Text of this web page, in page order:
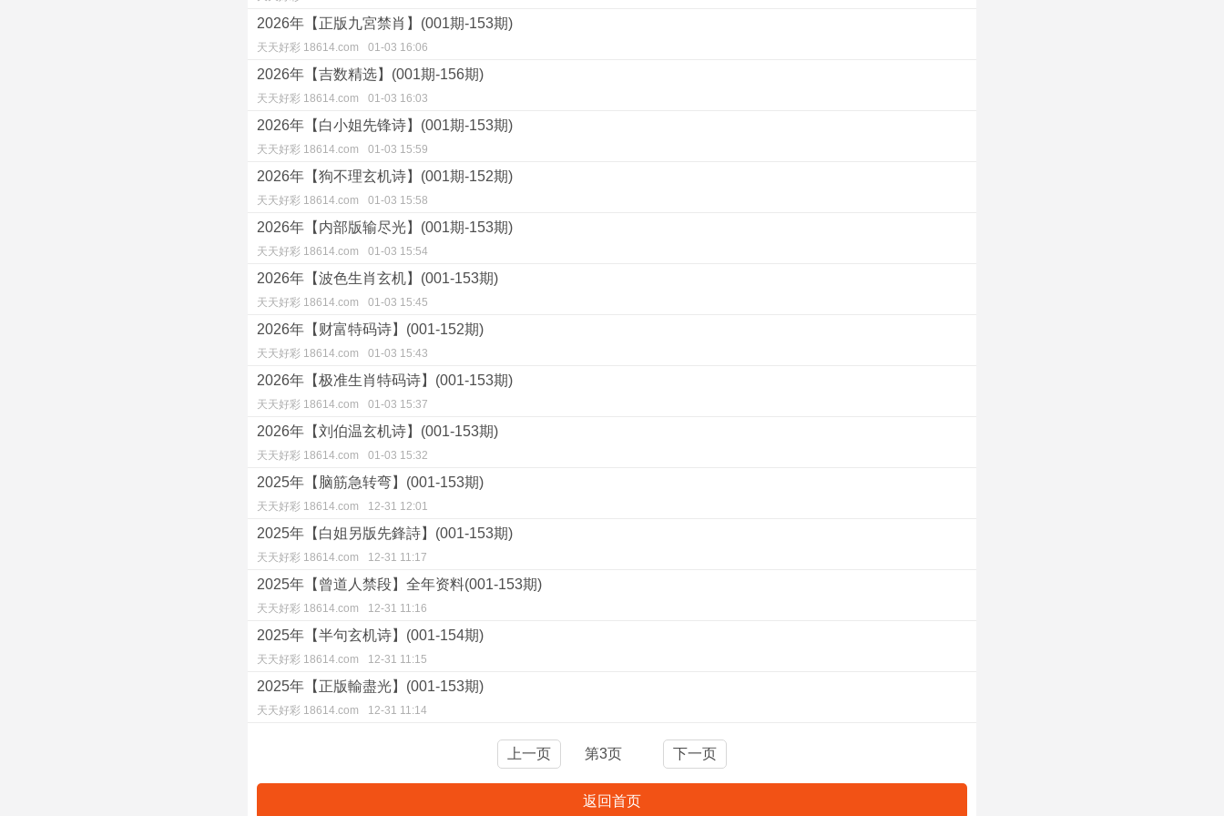
2026年【正版九宮禁肖】(001期-153期)
天天好彩 18614.com 01-03 16:06
2026年【吉数精选】(001期-156期)
天天好彩 18614.com 01-03 16:03
2026年【白小姐先锋诗】(001期-153期)
天天好彩 18614.com 01-03 15:59
2026年【狗不理玄机诗】(001期-152期)
天天好彩 18614.com 01-03 15:58
2026年【内部版输尽光】(001期-153期)
天天好彩 18614.com 01-03 15:54
2026年【波色生肖玄机】(001-153期)
天天好彩 18614.com 01-03 15:45
2026年【财富特码诗】(001-152期)
天天好彩 18614.com 01-03 15:43
2026年【极准生肖特码诗】(001-153期)
天天好彩 18614.com 01-03 15:37
2026年【刘伯温玄机诗】(001-153期)
天天好彩 18614.com 01-03 15:32
2025年【脑筋急转弯】(001-153期)
天天好彩 18614.com 12-31 12:01
2025年【白姐另版先鋒詩】(001-153期)
天天好彩 18614.com 12-31 11:17
2025年【曾道人禁段】全年资料(001-153期)
天天好彩 18614.com 12-31 11:16
2025年【半句玄机诗】(001-154期)
天天好彩 18614.com 12-31 11:15
2025年【正版輸盡光】(001-153期)
天天好彩 18614.com 12-31 11:14
上一页 第3页 下一页
返回首页